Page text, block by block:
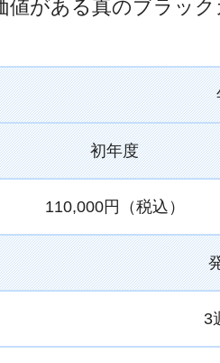
がある真のブラック
初年度
110,000円（税込）
3